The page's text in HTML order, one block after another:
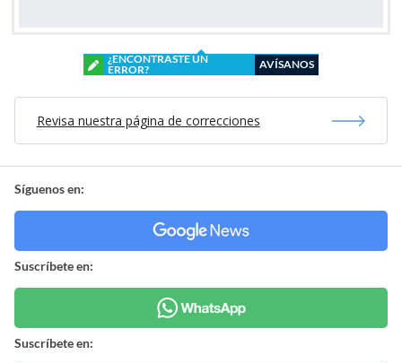
¿ENCONTRASTE UN
ERROR?
AVÍSANOS
Revisa nuestra página de correcciones
Síguenos en:
Suscríbete en:
Suscríbete en: